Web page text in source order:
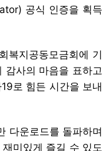
공식 인증을 획득
복지공동모금회에 기
감사의 마음을 표하고
로 힘든 시간을 보내
다운로드를 돌파하며
미있게 즐길 수 있도